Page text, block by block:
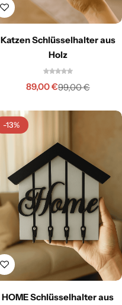
Katzen Schlüsselhalter aus
Holz
99,00€
89,00€
-13%
HOME Schlüsselhalter aus